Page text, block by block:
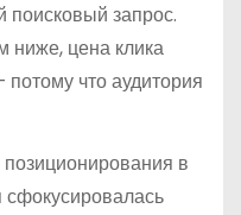
поисковый запрос.
ниже, цена клика
что аудитория
в
сфокусировалась